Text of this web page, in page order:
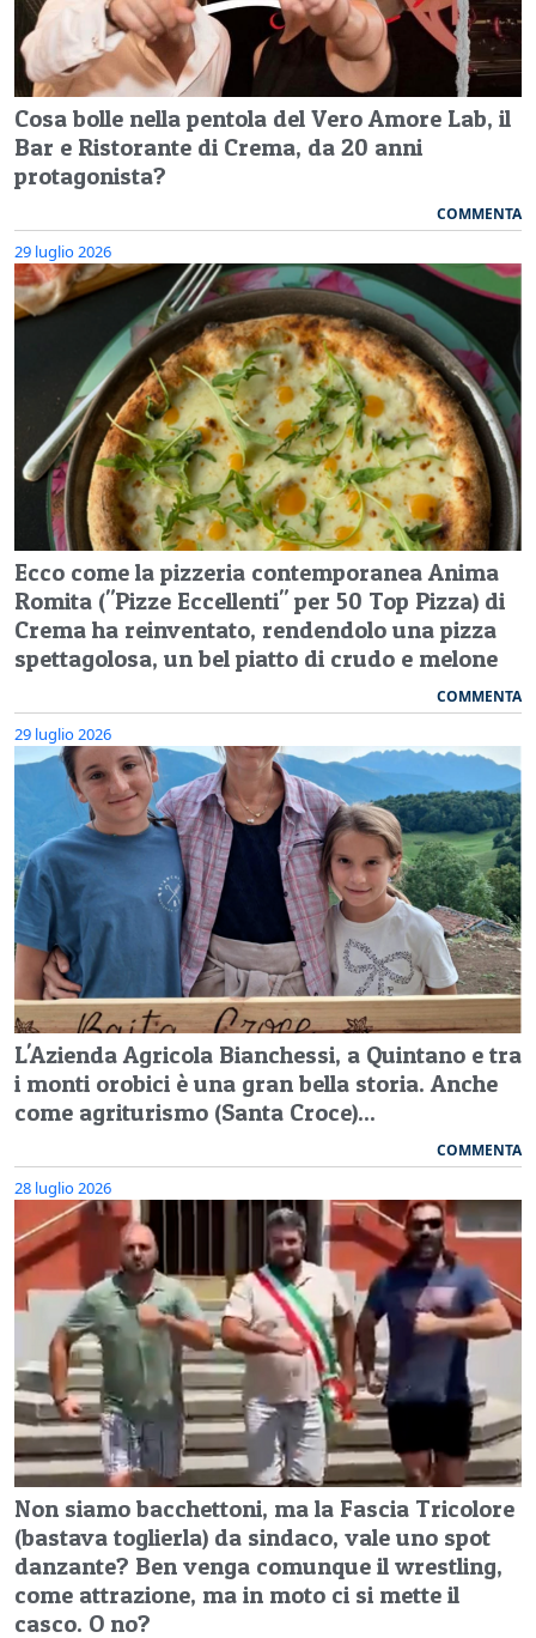
Cosa bolle nella pentola del Vero Amore Lab, il
Bar e Ristorante di Crema, da 20 anni
protagonista?
COMMENTA
29 luglio 2026
Ecco come la pizzeria contemporanea Anima
Romita ("Pizze Eccellenti" per 50 Top Pizza) di
Crema ha reinventato, rendendolo una pizza
spettagolosa, un bel piatto di crudo e melone
COMMENTA
29 luglio 2026
L'Azienda Agricola Bianchessi, a Quintano e tra
i monti orobici è una gran bella storia. Anche
come agriturismo (Santa Croce)...
COMMENTA
28 luglio 2026
Non siamo bacchettoni, ma la Fascia Tricolore
(bastava toglierla) da sindaco, vale uno spot
danzante? Ben venga comunque il wrestling,
come attrazione, ma in moto ci si mette il
casco. O no?